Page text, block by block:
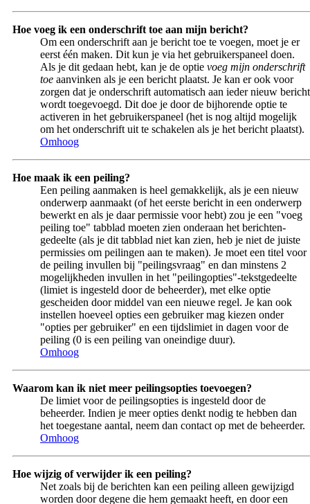
Hoe voeg ik een onderschrift toe aan mijn bericht?
Om een onderschrift aan je bericht toe te voegen, moet je er
eerst één maken. Dit kun je via het gebruikerspaneel doen.
Als je dit gedaan hebt, kan je de optie voeg mijn onderschrift
toe aanvinken als je een bericht plaatst. Je kan er ook voor
zorgen dat je onderschrift automatisch aan ieder nieuw bericht
wordt toegevoegd. Dit doe je door de bijhorende optie te
activeren in het gebruikerspaneel (het is nog altijd mogelijk
om het onderschrift uit te schakelen als je het bericht plaatst).
Omhoog
Hoe maak ik een peiling?
Een peiling aanmaken is heel gemakkelijk, als je een nieuw
onderwerp aanmaakt (of het eerste bericht in een onderwerp
bewerkt en als je daar permissie voor hebt) zou je een "voeg
peiling toe" tabblad moeten zien onderaan het berichten-
gedeelte (als je dit tabblad niet kan zien, heb je niet de juiste
permissies om peilingen aan te maken). Je moet een titel voor
de peiling invullen bij "peilingsvraag" en dan minstens 2
mogelijkheden invullen in het "peilingopties"-tekstgedeelte
(limiet is ingesteld door de beheerder), met elke optie
gescheiden door middel van een nieuwe regel. Je kan ook
instellen hoeveel opties een gebruiker mag kiezen onder
"opties per gebruiker" en een tijdslimiet in dagen voor de
peiling (0 is een peiling van oneindige duur).
Omhoog
Waarom kan ik niet meer peilingsopties toevoegen?
De limiet voor de peilingsopties is ingesteld door de
beheerder. Indien je meer opties denkt nodig te hebben dan
het toegestane aantal, neem dan contact op met de beheerder.
Omhoog
Hoe wijzig of verwijder ik een peiling?
Net zoals bij de berichten kan een peiling alleen gewijzigd
worden door degene die hem gemaakt heeft, en door een